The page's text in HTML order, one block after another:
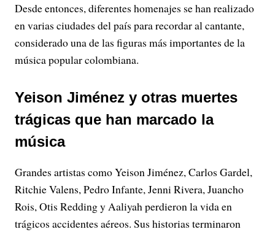
Desde entonces, diferentes homenajes se han realizado
en varias ciudades del país para recordar al cantante,
considerado una de las figuras más importantes de la
música popular colombiana.
Yeison Jiménez y otras muertes
trágicas que han marcado la
música
Grandes artistas como Yeison Jiménez, Carlos Gardel,
Ritchie Valens, Pedro Infante, Jenni Rivera, Juancho
Rois, Otis Redding y Aaliyah perdieron la vida en
trágicos accidentes aéreos. Sus historias terminaron